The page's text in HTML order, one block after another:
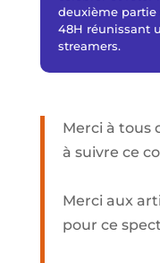
deuxième
48H réunissant
streamers.
Merci à tous
à suivre ce
Merci aux
pour ce